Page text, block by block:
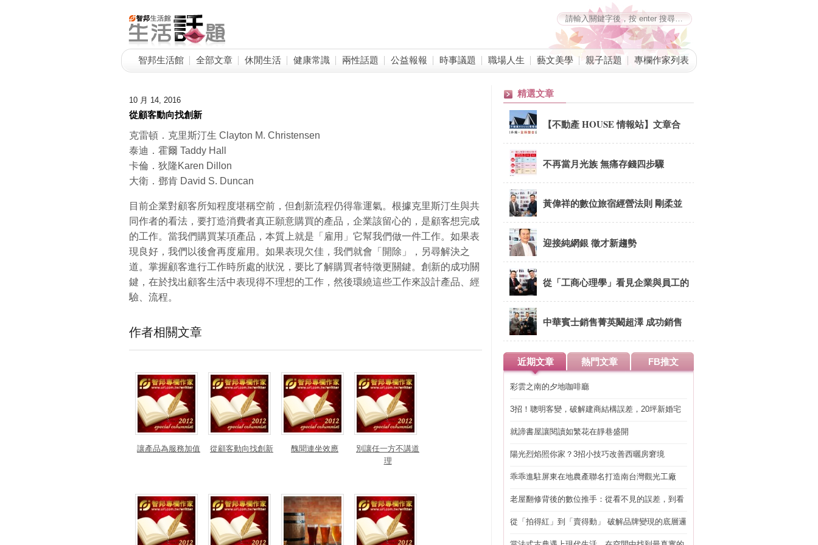
智邦生活館 全部文章 休閒生活 健康常識 兩性話題 公益報報 時事議題 職場人生 藝文美學 親子話題 專欄作家列表
10 月 14, 2016
從顧客動向找創新
克雷頓．克里斯汀生 Clayton M. Christensen
泰迪．霍爾 Taddy Hall
卡倫．狄隆Karen Dillon
大衛．鄧肯 David S. Duncan
目前企業對顧客所知程度堪稱空前，但創新流程仍得靠運氣。根據克里斯汀生與共
同作者的看法，要打造消費者真正願意購買的產品，企業該留心的，是顧客想完成
的工作。當我們購買某項產品，本質上就是「雇用」它幫我們做一件工作。如果表
現良好，我們以後會再度雇用。如果表現欠佳，我們就會「開除」，另尋解決之
道。掌握顧客進行工作時所處的狀況，要比了解購買者特徵更關鍵。創新的成功關
鍵，在於找出顧客生活中表現得不理想的工作，然後環繞這些工作來設計產品、經
驗、流程。
作者相關文章
讓產品為服務加值 從顧客動向找創新 醜聞連坐效應
別讓任一方不講道
理
精選文章
【不動產 HOUSE 情報站】文章合
併公告
不再當月光族 無痛存錢四步驟
黃偉祥的數位旅宿經營法則 剛柔並
「計」與內外兼「據」
迎接純網銀 徵才新趨勢
從「工商心理學」看見企業與員工的
關係 共創雙贏
中華賓士銷售菁英闞超澤 成功銷售
法則 先愛上你的商品！
近期文章 熱門文章 FB推文
彩雲之南的夕地咖啡廳
3招！聰明客變，破解建商結構誤差，20坪新婚宅
就諦書屋讓閱讀如繁花在靜巷盛開
陽光烈焰照你家？3招小技巧改善西曬房窘境
乖乖進駐屏東在地農產聯名打造南台灣觀光工廠
老屋翻修背後的數位推手：從看不見的誤差，到看
從「拍得紅」到「賣得動」 破解品牌變現的底層邏